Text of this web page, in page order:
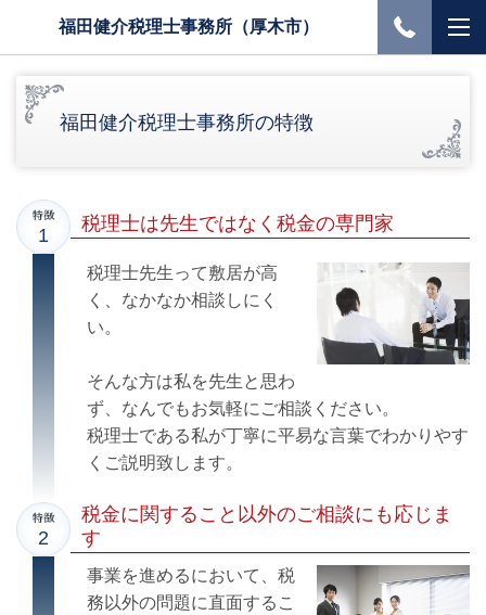
福田健介税理士事務所（厚木市）
福田健介税理士事務所の特徴
税理士は先生ではなく税金の専門家
税理士先生って敷居が高
く、なかなか相談しにく
い。
そんな方は私を先生と思わ
ず、なんでもお気軽にご相談ください。
税理士である私が丁寧に平易な言葉でわかりやす
くご説明致します。
税金に関すること以外のご相談にも応じま
す
事業を進めるにおいて、税
務以外の問題に直面するこ